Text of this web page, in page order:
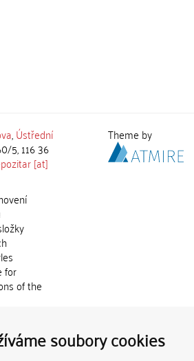
soubory cookies
,Ústřední
5, 116 36
[at]
for
of the
k
vydávány
Theme by